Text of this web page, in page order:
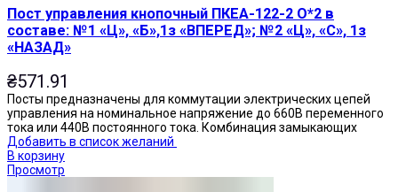
Пост управления кнопочный ПКЕА-122-2 О*2 в
составе: №1 «Ц», «Б»,1з «ВПЕРЕД»; №2 «Ц», «С», 1з
«НАЗАД»
₴571.91
Посты предназначены для коммутации электрических цепей
управления на номинальное напряжение до 660В переменного
тока или 440В постоянного тока. Комбинация замыкающих
Добавить в список желаний
В корзину
Просмотр